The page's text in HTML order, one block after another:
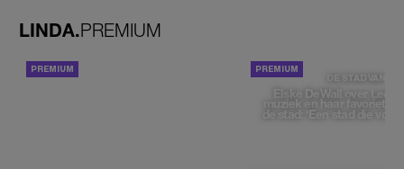
LINDA.PREMIUM
DE STAD VAN
Elske DeWall over
muziek en haar favoriete
de stad: 'Een stad die